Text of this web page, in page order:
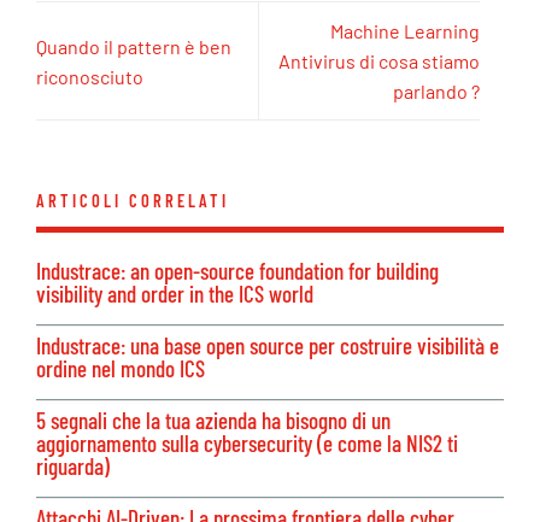
Quando il pattern è ben
riconosciuto
Machine Learning
Antivirus di cosa stiamo
parlando ?
ARTICOLI CORRELATI
Industrace: an open-source foundation for building
visibility and order in the ICS world
Industrace: una base open source per costruire visibilità e
ordine nel mondo ICS
5 segnali che la tua azienda ha bisogno di un
aggiornamento sulla cybersecurity (e come la NIS2 ti
riguarda)